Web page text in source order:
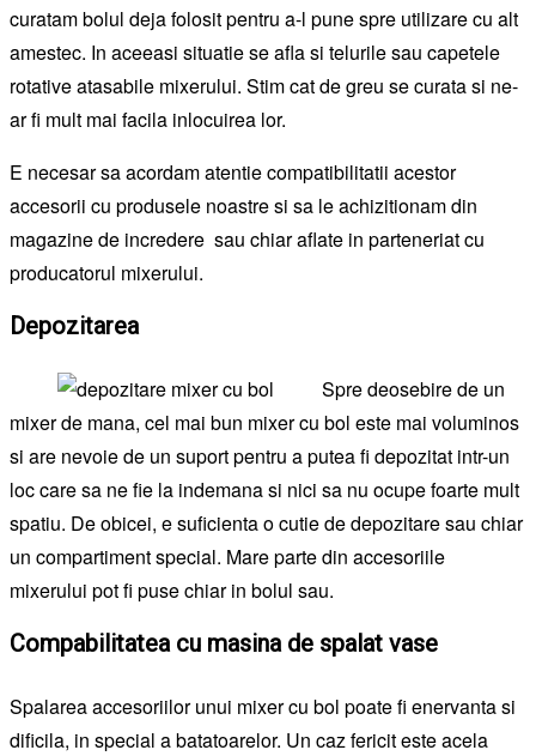
curatam bolul deja folosit pentru a-l pune spre utilizare cu alt
amestec. In aceeasi situatie se afla si telurile sau capetele
rotative atasabile mixerului. Stim cat de greu se curata si ne-
ar fi mult mai facila inlocuirea lor.
E necesar sa acordam atentie compatibilitatii acestor
accesorii cu produsele noastre si sa le achizitionam din
magazine de incredere sau chiar aflate in parteneriat cu
producatorul mixerului.
Depozitarea
Spre deosebire de un
mixer de mana, cel mai bun mixer cu bol este mai voluminos
si are nevoie de un suport pentru a putea fi depozitat intr-un
loc care sa ne fie la indemana si nici sa nu ocupe foarte mult
spatiu. De obicei, e suficienta o cutie de depozitare sau chiar
un compartiment special. Mare parte din accesoriile
mixerului pot fi puse chiar in bolul sau.
Compabilitatea cu masina de spalat vase
Spalarea accesoriilor unui mixer cu bol poate fi enervanta si
dificila, in special a batatoarelor. Un caz fericit este acela